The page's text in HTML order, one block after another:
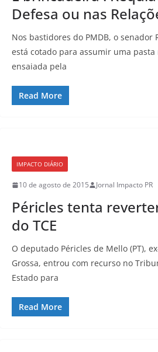
Defesa ou nas
Nos bastidores do PMDB, o senador
está cotado para assumir uma
ensaiada pela
Read More
IMPACTO DIÁRIO
10 de agosto de 2015 Jornal Impacto PR
Péricles tenta
do TCE
O deputado Péricles de Mello (PT),
Grossa, entrou com recurso no
Estado para
Read More